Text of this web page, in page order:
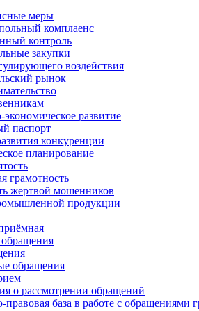
меры
комплаенс
контроль
закупки
воздействия
рынок
развитие
паспорт
конкуренции
планирование
грамотность
жертвой мошенников
продукции
обращения
о рассмотрении обращений
база в работе с обращениями